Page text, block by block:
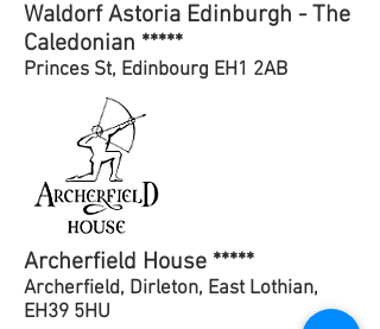
Waldorf Astoria Edinburgh - The
Caledonian *****
Princes St, Edinbourg EH1 2AB
Archerfield House *****
Archerfield, Dirleton, East Lothian,
EH39 5HU